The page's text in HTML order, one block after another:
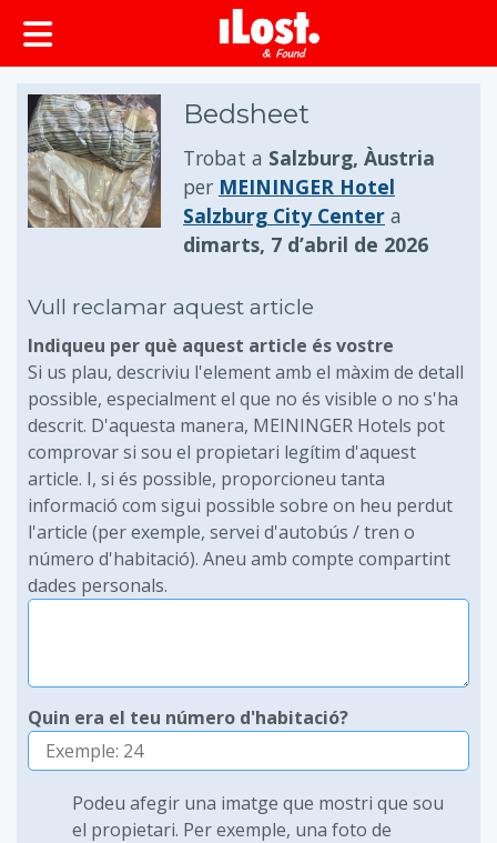
principal
Bedsheet
Trobat a Salzburg, Àustria
per MEININGER Hotel
Salzburg City Center a
dimarts, 7 d’abril de 2026
Vull reclamar aquest article
Indiqueu per què aquest article és vostre
Si us plau, descriviu l'element amb el màxim de detall
possible, especialment el que no és visible o no s'ha
descrit. D'aquesta manera, MEININGER Hotels pot
comprovar si sou el propietari legítim d'aquest
article. I, si és possible, proporcioneu tanta
informació com sigui possible sobre on heu perdut
l'article (per exemple, servei d'autobús / tren o
número d'habitació). Aneu amb compte compartint
dades personals.
Quin era el teu número d'habitació?
Podeu afegir una imatge que mostri que sou
el propietari. Per exemple, una foto de